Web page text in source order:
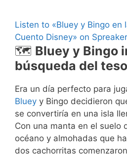
Listen to «Bluey y Bingo en
Cuento Disney» on
🗺️ Bluey y Bingo
búsqueda del
Era un día perfecto para
Bluey y Bingo decidieron
se convertiría en una isla
Con una manta en el suelo
océano y almohadas que
dos cachorritas